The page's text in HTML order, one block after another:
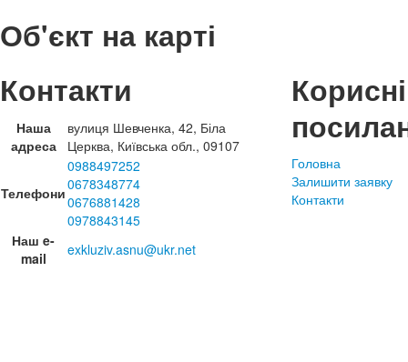
Об'єкт на карті
Контакти
Наша
адреса
вулиця Шевченка, 42, Біла
Церква, Київська обл., 09107
Телефони
0988497252
0678348774
0676881428
0978843145
Наш e-
mail
exkluziv.asnu@ukr.net
Корисні
Головна
Залишити заявку
Контакти